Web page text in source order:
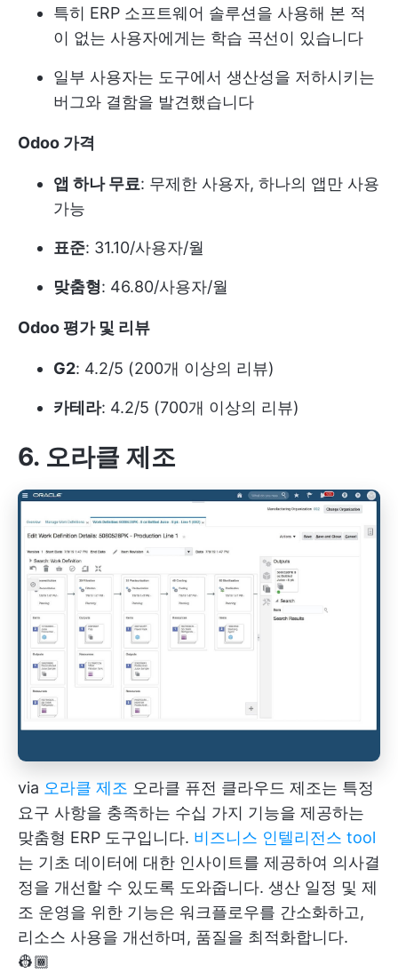
특히 ERP 소프트웨어 솔루션을 사용해 본 적
이 없는 사용자에게는 학습 곡선이 있습니다
일부 사용자는 도구에서 생산성을 저하시키는
버그와 결함을 발견했습니다
Odoo 가격
앱 하나 무료: 무제한 사용자, 하나의 앱만 사용
가능
표준: 31.10/사용자/월
맞춤형: 46.80/사용자/월
Odoo 평가 및 리뷰
G2: 4.2/5 (200개 이상의 리뷰)
카테라: 4.2/5 (700개 이상의 리뷰)
6. 오라클 제조
via 오라클 제조 오라클 퓨전 클라우드 제조는 특정
요구 사항을 충족하는 수십 가지 기능을 제공하는
맞춤형 ERP 도구입니다. 비즈니스 인텔리전스 tool
는 기초 데이터에 대한 인사이트를 제공하여 의사결
정을 개선할 수 있도록 도와줍니다. 생산 일정 및 제
조 운영을 위한 기능은 워크플로우를 간소화하고,
리소스 사용을 개선하며, 품질을 최적화합니다.
👷🏾